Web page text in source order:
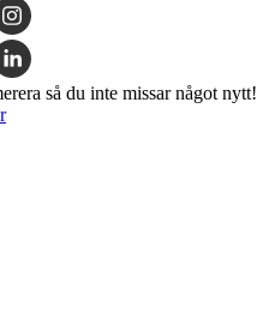
så du inte missar något nytt!